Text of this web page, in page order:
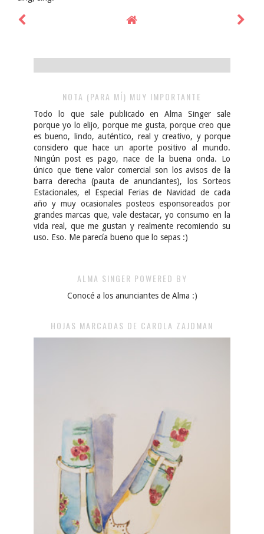
NOTA (PARA MÍ) MUY IMPORTANTE
Todo lo que sale publicado en Alma Singer sale
porque yo lo elijo, porque me gusta, porque creo que
es bueno, lindo, auténtico, real y creativo, y porque
considero que hace un aporte positivo al mundo.
Ningún post es pago, nace de la buena onda. Lo
único que tiene valor comercial son los avisos de la
barra derecha (pauta de anunciantes), los Sorteos
Estacionales, el Especial Ferias de Navidad de cada
año y muy ocasionales posteos esponsoreados por
grandes marcas que, vale destacar, yo consumo en la
vida real, que me gustan y realmente recomiendo su
uso. Eso. Me parecía bueno que lo sepas :)
ALMA SINGER POWERED BY
Conocé a los anunciantes de Alma :)
HOJAS MARCADAS DE CAROLA ZAJDMAN